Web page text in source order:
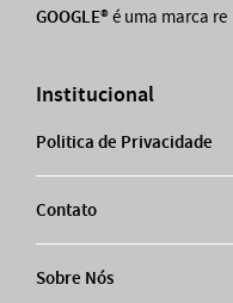
GOOGLE®é uma marca re
Institucional
Politica de Privacidade
Contato
Sobre Nós